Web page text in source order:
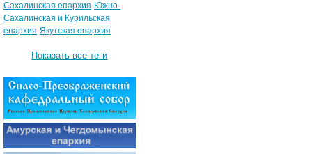
Сахалинская епархия Южно-
Сахалинская и Курильская
епархия Якутская епархия
Показать все теги